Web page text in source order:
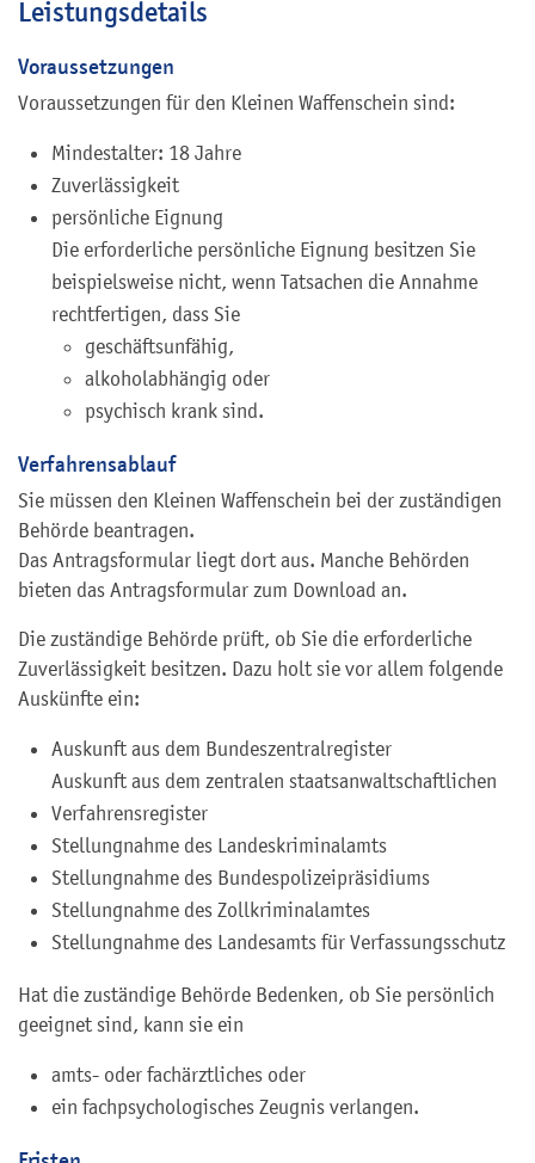
Leistungsdetails
Voraussetzungen
Voraussetzungen für den Kleinen Waffenschein sind:
Mindestalter: 18 Jahre
Zuverlässigkeit
persönliche Eignung
Die erforderliche persönliche Eignung besitzen Sie
beispielsweise nicht, wenn Tatsachen die Annahme
rechtfertigen, dass Sie
geschäftsunfähig,
alkoholabhängig oder
psychisch krank sind.
Verfahrensablauf
Sie müssen den Kleinen Waffenschein bei der zuständigen
Behörde beantragen.
Das Antragsformular liegt dort aus. Manche Behörden
bieten das Antragsformular zum Download an.
Die zuständige Behörde prüft, ob Sie die erforderliche
Zuverlässigkeit besitzen. Dazu holt sie vor allem folgende
Auskünfte ein:
Auskunft aus dem Bundeszentralregister
Auskunft aus dem zentralen staatsanwaltschaftlichen
Verfahrensregister
Stellungnahme des Landeskriminalamts
Stellungnahme des Bundespolizeipräsidiums
Stellungnahme des Zollkriminalamtes
Stellungnahme des Landesamts für Verfassungsschutz
Hat die zuständige Behörde Bedenken, ob Sie persönlich
geeignet sind, kann sie ein
amts- oder fachärztliches oder
ein fachpsychologisches Zeugnis verlangen.